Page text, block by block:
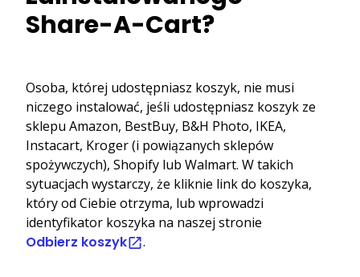
Share-A-Cart?
Osoba, której udostępniasz koszyk, nie musi
niczego instalować, jeśli udostępniasz koszyk ze
sklepu Amazon, BestBuy, B&H Photo, IKEA,
Instacart, Kroger (i powiązanych sklepów
spożywczych), Shopify lub Walmart. W takich
sytuacjach wystarczy, że kliknie link do koszyka,
który od Ciebie otrzyma, lub wprowadzi
identyfikator koszyka na naszej stronie
Odbierz koszyk .